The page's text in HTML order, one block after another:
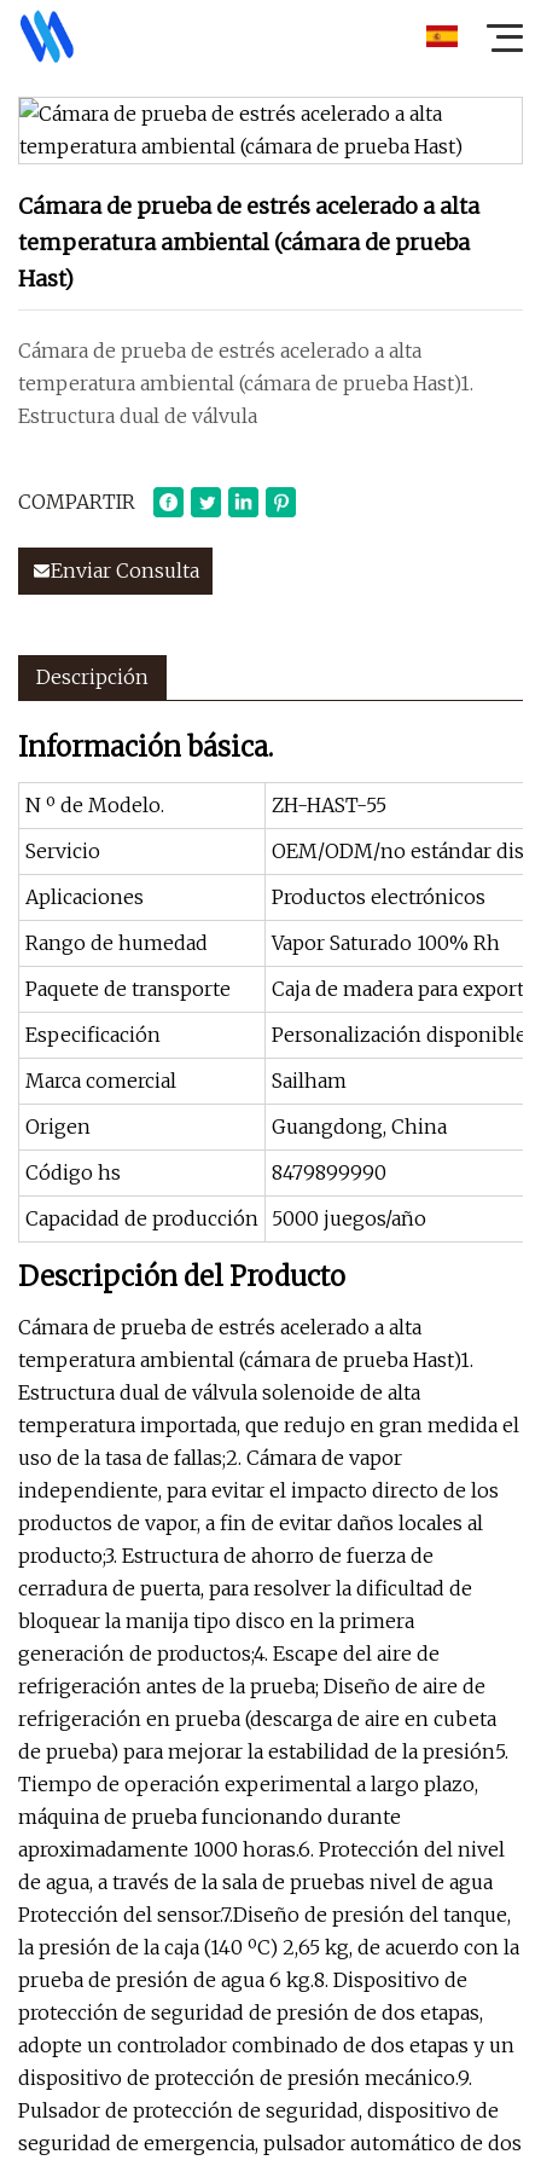
Cámara de prueba de estrés acelerado a alta
temperatura ambiental (cámara de prueba
Hast)
Cámara de prueba de estrés acelerado a alta
temperatura ambiental (cámara de prueba Hast)1.
Estructura dual de válvula
COMPARTIR
Enviar Consulta
Descripción
Información básica.
N º de Modelo.
ZH-HAST-55
Servicio
OEM/ODM/no estándar
Aplicaciones
Productos electrónicos
Rango de humedad
Vapor Saturado 100% Rh
Paquete de transporte
Caja de madera para
Especificación
Personalización disponible
Marca comercial
Sailham
Origen
Guangdong, China
Código hs
8479899990
Capacidad de producción 5000 juegos/año
Descripción del Producto
Cámara de prueba de estrés acelerado a alta
temperatura ambiental (cámara de prueba Hast)1.
Estructura dual de válvula solenoide de alta
temperatura importada, que redujo en gran medida el
uso de la tasa de fallas;2. Cámara de vapor
independiente, para evitar el impacto directo de los
productos de vapor, a fin de evitar daños locales al
producto;3. Estructura de ahorro de fuerza de
cerradura de puerta, para resolver la dificultad de
bloquear la manija tipo disco en la primera
generación de productos;4. Escape del aire de
refrigeración antes de la prueba; Diseño de aire de
refrigeración en prueba (descarga de aire en cubeta
de prueba) para mejorar la estabilidad de la presión5.
Tiempo de operación experimental a largo plazo,
máquina de prueba funcionando durante
aproximadamente 1000 horas.6. Protección del nivel
de agua, a través de la sala de pruebas nivel de agua
Protección del sensor.7.Diseño de presión del tanque,
la presión de la caja (140 ºC) 2,65 kg, de acuerdo con la
prueba de presión de agua 6 kg.8. Dispositivo de
protección de seguridad de presión de dos etapas,
adopte un controlador combinado de dos etapas y un
dispositivo de protección de presión mecánico.9.
Pulsador de protección de seguridad, dispositivo de
seguridad de emergencia, pulsador automático de dos